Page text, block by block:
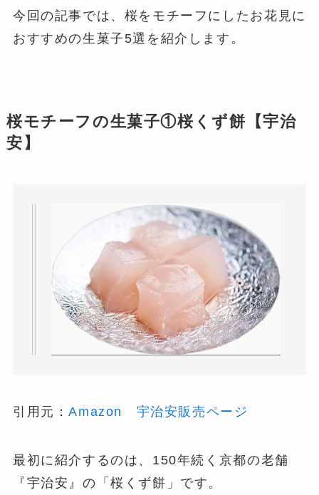
今回の記事では、桜をモチーフにしたお花見に
おすすめの生菓子5選を紹介します。
桜モチーフの生菓子①桜くず餅【宇治
安】
引用元：Amazon 宇治安販売ページ
最初に紹介するのは、150年続く京都の老舗
『宇治安』の「桜くず餅」です。